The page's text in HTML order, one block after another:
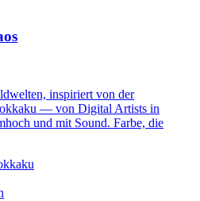
inspiriert von der
— von Digital Artists in
und mit Sound. Farbe, die